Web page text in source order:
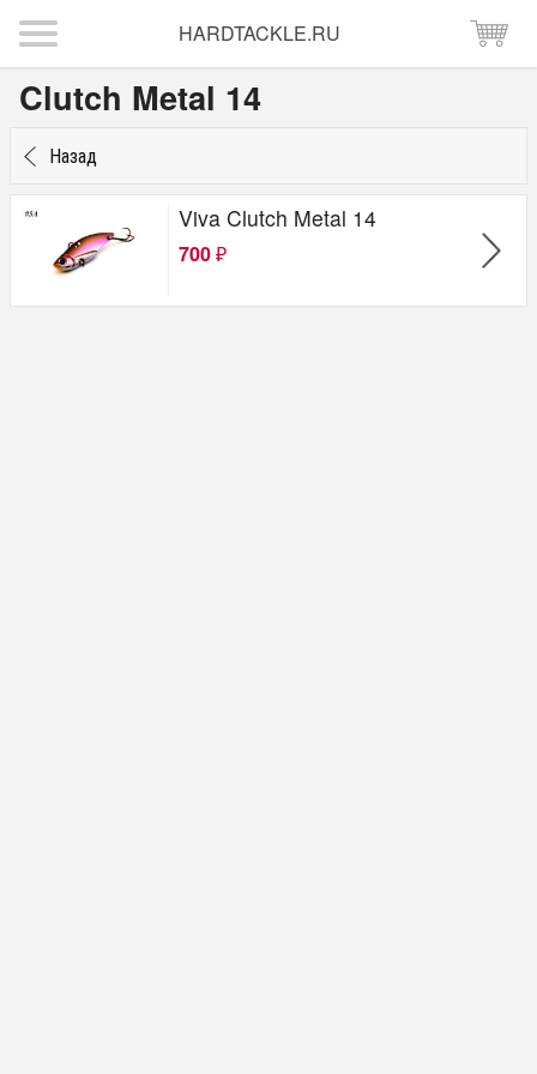
HARDTACKLE.RU
Clutch Metal 14
Назад
Viva Clutch Metal 14
700 ₽